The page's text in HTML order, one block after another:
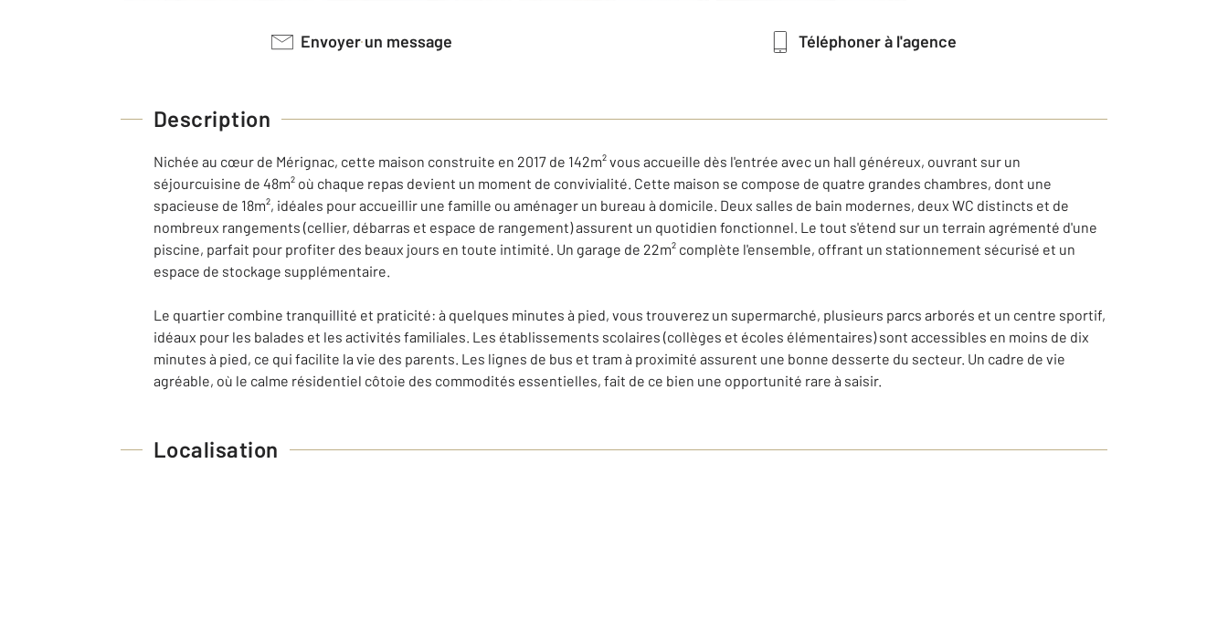
Envoyer un message Téléphoner à l'agence
Description
Nichée au cœur de Mérignac, cette maison construite en 2017 de 142m² vous accueille dès l'entrée avec un hall généreux, ouvrant sur un
séjourcuisine de 48m² où chaque repas devient un moment de convivialité. Cette maison se compose de quatre grandes chambres, dont une
spacieuse de 18m², idéales pour accueillir une famille ou aménager un bureau à domicile. Deux salles de bain modernes, deux WC distincts et de
nombreux rangements (cellier, débarras et espace de rangement) assurent un quotidien fonctionnel. Le tout s'étend sur un terrain agrémenté d'une
piscine, parfait pour profiter des beaux jours en toute intimité. Un garage de 22m² complète l'ensemble, offrant un stationnement sécurisé et un
espace de stockage supplémentaire.
Le quartier combine tranquillité et praticité: à quelques minutes à pied, vous trouverez un supermarché, plusieurs parcs arborés et un centre sportif,
idéaux pour les balades et les activités familiales. Les établissements scolaires (collèges et écoles élémentaires) sont accessibles en moins de dix
minutes à pied, ce qui facilite la vie des parents. Les lignes de bus et tram à proximité assurent une bonne desserte du secteur. Un cadre de vie
agréable, où le calme résidentiel côtoie des commodités essentielles, fait de ce bien une opportunité rare à saisir.
Localisation